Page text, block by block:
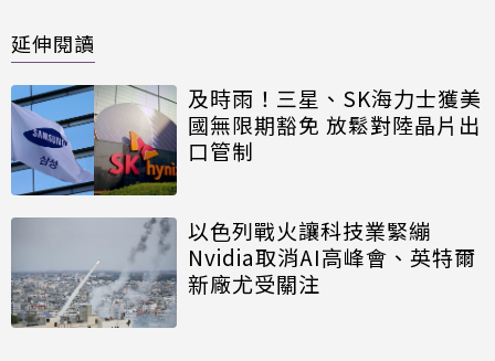
延伸閱讀
及時雨！三星、SK海力士獲美
國無限期豁免 放鬆對陸晶片出
口管制
以色列戰火讓科技業緊繃
Nvidia取消AI高峰會、英特爾
新廠尤受關注